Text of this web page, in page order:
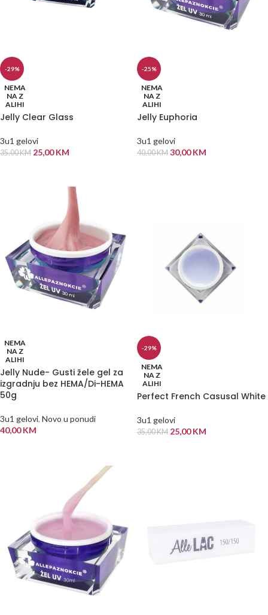
-29%
NEMA
NA Z
ALIHI
Jelly Clear Glass
3u1 gelovi
35,00KM 25,00KM
-25%
NEMA
NA Z
ALIHI
Jelly Euphoria
3u1 gelovi
40,00KM 30,00KM
NEMA
NA Z
ALIHI
Jelly Nude- Gusti žele gel za
izgradnju bez HEMA/Di-HEMA
50g
3u1 gelovi, Novo u ponudi
40,00KM
-29%
NEMA
NA Z
ALIHI
Perfect French Casusal White
3u1 gelovi
35,00KM 25,00KM